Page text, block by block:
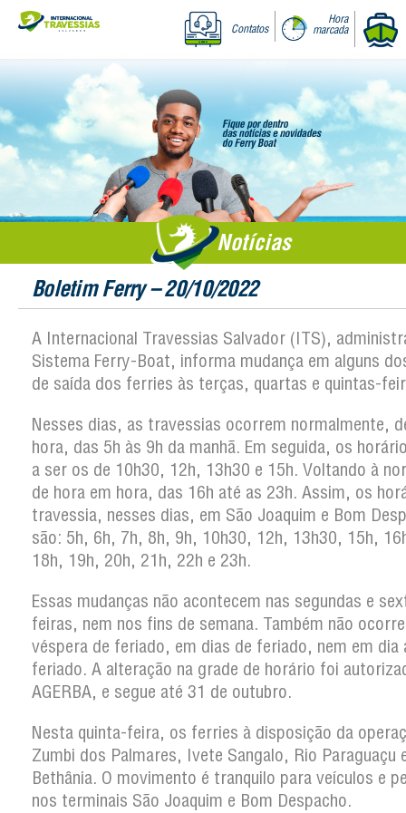
Contatos
Hora
marcada
Notícias
Boletim Ferry – 20/10/2022
A Internacional Travessias Salvador (ITS),
Sistema Ferry-Boat, informa mudança em alguns
de saída dos ferries às terças, quartas e quintas-
Nesses dias, as travessias ocorrem normalmente,
hora, das 5h às 9h da manhã. Em seguida, os
a ser os de 10h30, 12h, 13h30 e 15h. Voltando à
de hora em hora, das 16h até as 23h. Assim, os
travessia, nesses dias, em São Joaquim e Bom
são: 5h, 6h, 7h, 8h, 9h, 10h30, 12h, 13h30, 15h,
18h, 19h, 20h, 21h, 22h e 23h.
Essas mudanças não acontecem nas segundas e
feiras, nem nos fins de semana. Também não
véspera de feriado, em dias de feriado, nem em dia
feriado. A alteração na grade de horário foi
AGERBA, e segue até 31 de outubro.
Nesta quinta-feira, os ferries à disposição da
Zumbi dos Palmares, Ivete Sangalo, Rio Paraguaçu
Bethânia. O movimento é tranquilo para veículos e
nos terminais São Joaquim e Bom Despacho.